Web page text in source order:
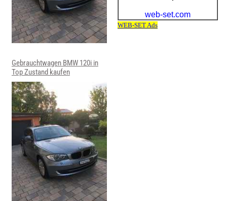
Gebrauchtwagen BMW 120i in
Top Zustand kaufen